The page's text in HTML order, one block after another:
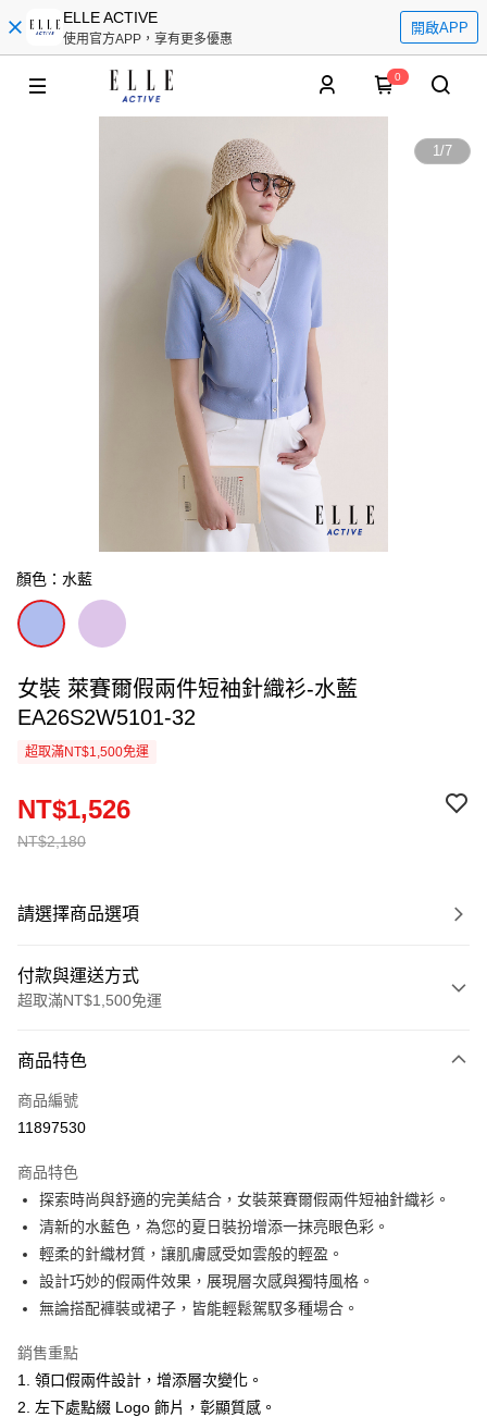
ELLE ACTIVE
使用官方APP，享有更多優惠
開啟APP
0
1/7
顏色：水藍
女裝 萊賽爾假兩件短袖針織衫-水藍
EA26S2W5101-32
超取滿NT$1,500免運
NT$2,180
NT$1,526
請選擇商品選項
付款與運送方式
超取滿NT$1,500免運
信用卡一次付款
超商取貨付款
Apple Pay
悠遊付
ATM付款
全家取貨付款
每筆NT$60，滿NT$1,500(含以上)免運費
商品特色
商品編號
11897530
商品特色
探索時尚與舒適的完美結合，女裝萊賽爾假兩件短袖針織衫。
清新的水藍色，為您的夏日裝扮增添一抹亮眼色彩。
輕柔的針織材質，讓肌膚感受如雲般的輕盈。
設計巧妙的假兩件效果，展現層次感與獨特風格。
無論搭配褲裝或裙子，皆能輕鬆駕馭多種場合。
銷售重點
1. 領口假兩件設計，增添層次變化。
2. 左下處點綴 Logo 飾片，彰顯質感。